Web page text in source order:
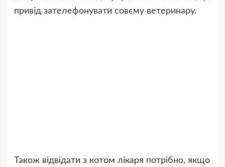
привід зателефонувати совєму ветеринару.
Також відвідати з котом лікаря потрібно, якщо